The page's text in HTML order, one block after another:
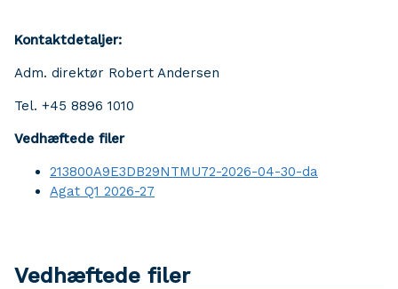
Kontaktdetaljer:
Adm. direktør Robert Andersen
Tel. +45 8896 1010
Vedhæftede filer
213800A9E3DB29NTMU72-2026-04-30-da
Agat Q1 2026-27
Vedhæftede filer